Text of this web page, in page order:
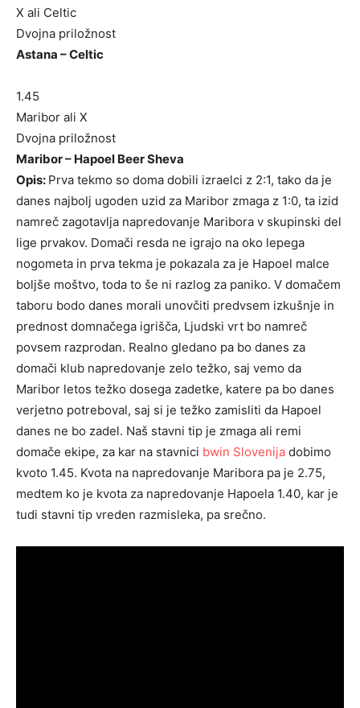
X ali Celtic
Dvojna priložnost
Astana – Celtic
1.45
Maribor ali X
Dvojna priložnost
Maribor – Hapoel Beer Sheva
Opis: Prva tekmo so doma dobili izraelci z 2:1, tako da je
danes najbolj ugoden uzid za Maribor zmaga z 1:0, ta izid
namreč zagotavlja napredovanje Maribora v skupinski del
lige prvakov. Domači resda ne igrajo na oko lepega
nogometa in prva tekma je pokazala za je Hapoel malce
boljše moštvo, toda to še ni razlog za paniko. V domačem
taboru bodo danes morali unovčiti predvsem izkušnje in
prednost domnačega igrišča, Ljudski vrt bo namreč
povsem razprodan. Realno gledano pa bo danes za
domači klub napredovanje zelo težko, saj vemo da
Maribor letos težko dosega zadetke, katere pa bo danes
verjetno potreboval, saj si je težko zamisliti da Hapoel
danes ne bo zadel. Naš stavni tip je zmaga ali remi
domače ekipe, za kar na stavnici bwin Slovenija dobimo
kvoto 1.45. Kvota na napredovanje Maribora pa je 2.75,
medtem ko je kvota za napredovanje Hapoela 1.40, kar je
tudi stavni tip vreden razmisleka, pa srečno.